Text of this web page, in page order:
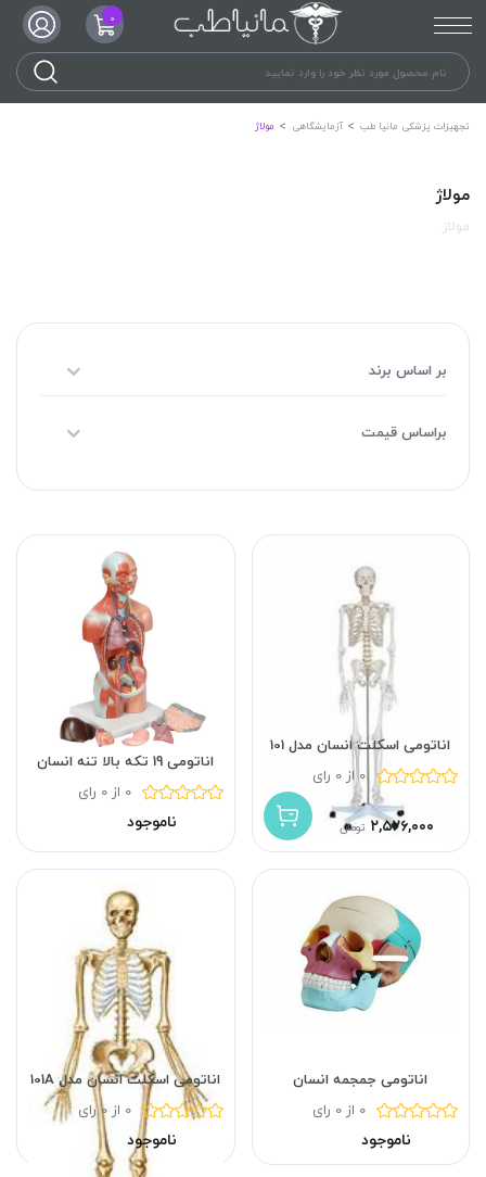
0
تجهیزات پزشکی مانیا طب آزمایشگاهی مولاژ
مولاژ
مولاژ
بر اساس برند
براساس قیمت
اناتومی اسکلت انسان مدل 101
0 از 0 رای
۲,۵۲۶,۰۰۰ تومان
اناتومی 19 تکه بالا تنه انسان
0 از 0 رای
ناموجود
اناتومی جمجمه انسان
0 از 0 رای
ناموجود
اناتومی اسکلت انسان مدل 101A
0 از 0 رای
ناموجود